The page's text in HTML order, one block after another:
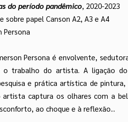
do período pandêmico, 2020-2023
sobre papel Canson A2, A3 e A4
Persona
Persona é envolvente,
o trabalho do artista. A ligação
e prática artística de
artista captura os olhares com a
ao choque e à reflexão...